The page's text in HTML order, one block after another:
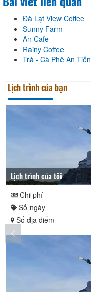
Đà Lạt View Coffee
Sunny Farm
An Cafe
Rainy Coffee
Trà - Cà Phê An Tiến
Lịch trình của bạn
Lịch trình của tôi
Chi phí
Số ngày
Số địa điểm